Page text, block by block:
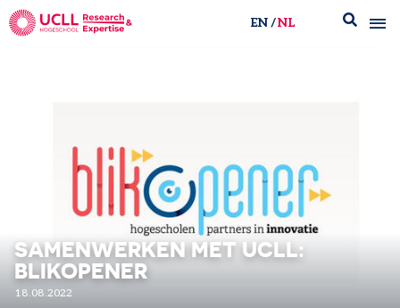
EN NL
SAMENWERKEN MET UCLL:
BLIKOPENER
18.08.2022